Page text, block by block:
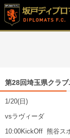
第28回埼玉県クラブ
1/20(日)
vsラヴィーダ
10:00KickOff 熊谷ス